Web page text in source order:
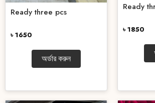
Ready three pcs
৳ 1650
অর্ডার করুন
Ready
৳ 1850